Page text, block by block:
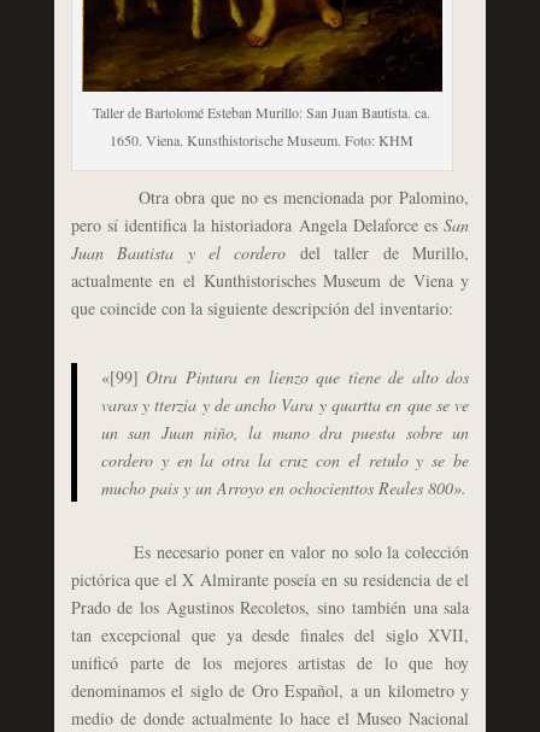
Taller de Bartolomé Esteban Murillo: San Juan Bautista. ca.
1650. Viena. Kunsthistorische Museum. Foto: KHM
Otra obra que no es mencionada por Palomino,
pero sí identifica la historiadora Angela Delaforce esSan
Juan Bautista y el cordero del taller de Murillo,
actualmente en el Kunthistorisches Museum de Viena y
que coincide con la siguiente descripción del inventario:
«[99] Otra Pintura en lienzo que tiene de alto dos
varas y tterzia y de ancho Vara y quartta en que se ve
un san Juan niño, la mano dra puesta sobre un
cordero y en la otra la cruz con el retulo y se be
mucho pais y un Arroyo en ochocienttos Reales 800».
Es necesario poner en valor no solo la colección
pictórica que el X Almirante poseía en su residencia de el
Prado de los Agustinos Recoletos, sino también una sala
tan excepcional que ya desde finales del siglo XVII,
unificó parte de los mejores artistas de lo que hoy
denominamos el siglo de Oro Español, a un kilometro y
medio de donde actualmente lo hace el Museo Nacional